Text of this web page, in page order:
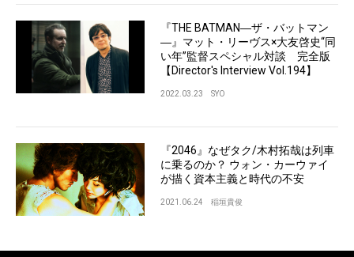
『THE BATMAN―ザ・バットマン
―』マット・リーヴス×大友啓史“同
い年”監督スペシャル対談 完全版
【Director's Interview Vol.194】
2022.03.23 SYO
『2046』なぜタク/木村拓哉は列車
に乗るのか？ ウォン・カーウァイ
が描く資本主義と時代の不安
2021.06.24 稲垣貴俊